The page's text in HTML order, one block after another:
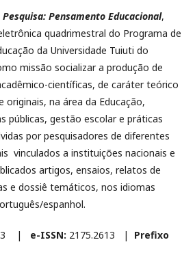
Pensamento Educacional,
quadrimestral do Programa de
da Universidade Tuiuti do
missão socializar a produção de
científicas, de caráter teórico
na área da Educação,
públicas, gestão escolar e práticas
por pesquisadores de diferentes
vinculados a instituições nacionais e
artigos, ensaios, relatos de
e dossiê temáticos, nos idiomas
espanhol.
A3 | e-ISSN: 2175.2613 |
Prefixo